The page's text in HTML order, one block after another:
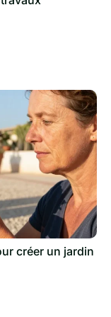
créer un jardin